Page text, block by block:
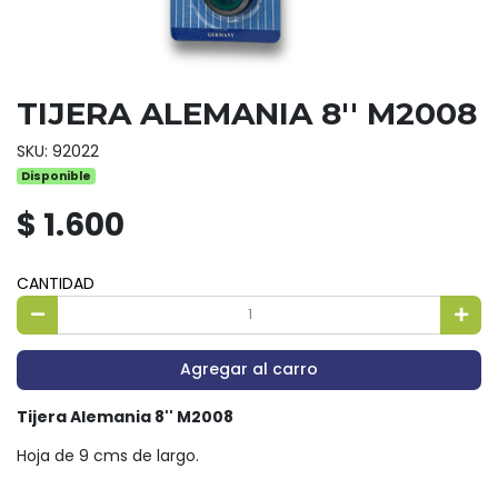
TIJERA ALEMANIA 8'' M2008
SKU: 92022
Disponible
$ 1.600
CANTIDAD
Agregar al carro
Tijera Alemania 8'' M2008
Hoja de 9 cms de largo.